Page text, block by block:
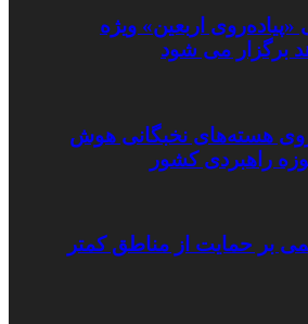
اربعین» ویژه
برگزار می شود
هسته‌های نخبگانی هوش
بر حمایت از مناطق کمتر